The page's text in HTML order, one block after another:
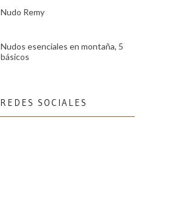
Nudo Remy
Nudos esenciales en montaña, 5
básicos
REDES SOCIALES